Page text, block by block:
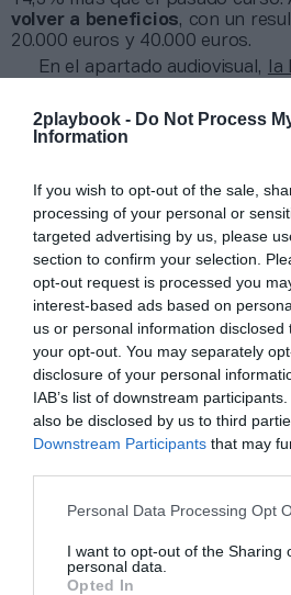
2playbook - Do Not Process
Information
If you wish to opt-out of the sale,
processing of your personal or
targeted advertising by us, please
section to confirm your selection.
opt-out request is processed you
interest-based ads based on
us or personal information
your opt-out. You may separately
disclosure of your personal
IAB’s list of downstream
also be disclosed by us to third
Downstream Participants that may
Personal Data Processing Opt
I want to opt-out of the Sharing
personal data.
Opted In
Índex2P
LNFS
volver a beneficios, con un
20.000 euros y 40.000 euros.
En el apartado audiovisual,
temporada mediante un
fútbol profesional español por
de eurospor las 417
realizó la competición.
Añadir2Playbookcomo
de forma gratuita
Mantente informado con las últimas
Compartir